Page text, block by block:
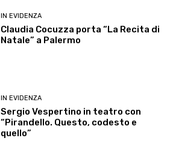
IN EVIDENZA
Claudia Cocuzza porta “La Recita di
Natale” a Palermo
IN EVIDENZA
Sergio Vespertino in teatro con
“Pirandello. Questo, codesto e
quello”